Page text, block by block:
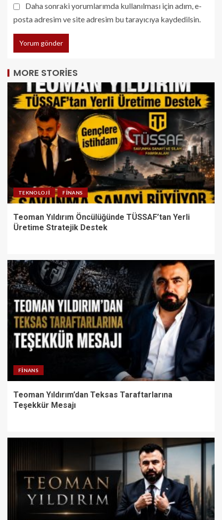
Daha sonraki yorumlarımda kullanılması için adım, e-
posta adresim ve site adresim bu tarayıcıya kaydedilsin.
MORE STORIES
TEKNOLOJI FINANS
Teoman Yıldırım Öncülüğünde TÜSSAF’tan Yerli
Üretime Stratejik Destek
FINANS
Teoman Yıldırım’dan Teksas Taraftarlarına
Teşekkür Mesajı